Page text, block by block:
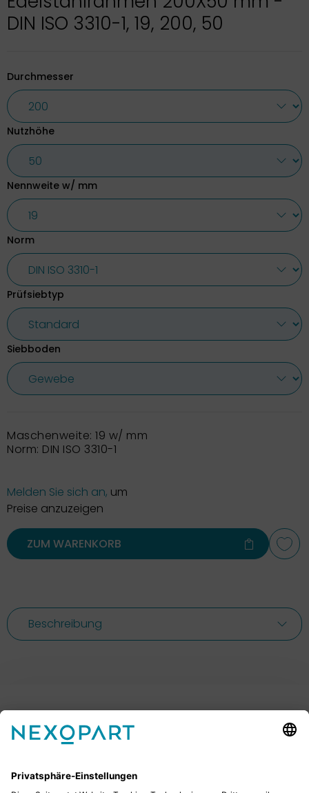
DIN ISO 3310-1, 19, 200, 50
Durchmesser
Nutzhöhe
Nennweite w/ mm
Norm
Prüfsiebtyp
Siebboden
Maschenweite: 19 w/ mm
Norm: DIN ISO 3310-1
Melden Sie sich an, um
Preise anzuzeigen
ZUM WARENKORB
Beschreibung
Ihr Kontakt zu uns.
schreiben uns eine E-Mail.